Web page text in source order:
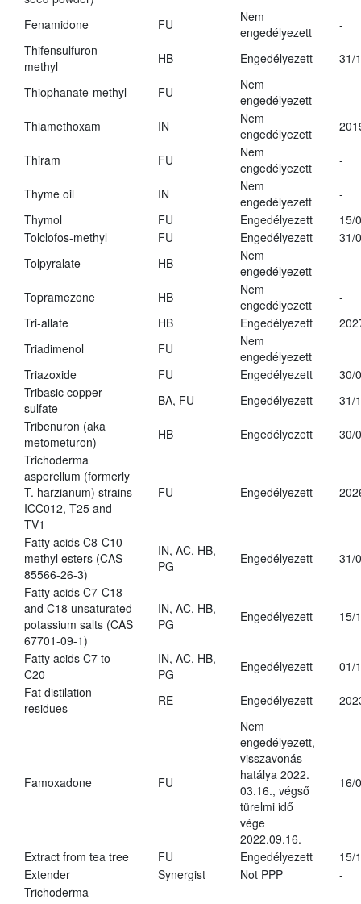
Fenamidone FU
Nem
engedélyezett
-
Thifensulfuron-
methyl
HB Engedélyezett 31/
Thiophanate-methyl FU
Nem
engedélyezett
Thiamethoxam
IN
Nem
engedélyezett
Thiram FU
Nem
engedélyezett
-
Thyme oil IN
Nem
engedélyezett
-
Thymol
FU Engedélyezett
15/
Tolclofos-methyl
FU Engedélyezett
31/
Tolpyralate
HB
Nem
engedélyezett
-
Topramezone HB
Nem
engedélyezett
-
Tri-allate
HB Engedélyezett
Triadimenol
FU
Nem
engedélyezett
Triazoxide
FU Engedélyezett
30/
Tribasic copper
sulfate
BA, FU Engedélyezett
31/
Tribenuron (aka
metometuron)
HB Engedélyezett
30/
Trichoderma
asperellum (formerly
T. harzianum) strains
ICC012, T25 and
TV1
FU Engedélyezett
Fatty acids C8-C10
methyl esters (CAS
85566-26-3)
IN, AC, HB,
PG
Engedélyezett 31/
Fatty acids C7-C18
and C18 unsaturated
potassium salts (CAS
67701-09-1)
IN, AC, HB,
PG
Engedélyezett 15/
Fatty acids C7 to
C20
IN, AC, HB,
PG
Engedélyezett
01/
Fat distilation
residues
RE Engedélyezett
Famoxadone FU
Nem
engedélyezett,
visszavonás
hatálya 2022.
03.16., végső
türelmi idő
vége
2022.09.16.
16/
Extract from tea tree FU Engedélyezett
15/
Extender
Synergist Not PPP
-
Trichoderma